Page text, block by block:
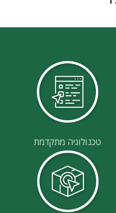
טכנולוגיה מתקדמת